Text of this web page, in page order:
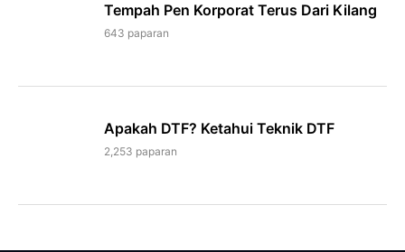
Tempah Pen Korporat Terus Dari Kilang
643 paparan
Apakah DTF? Ketahui Teknik DTF
2,253 paparan